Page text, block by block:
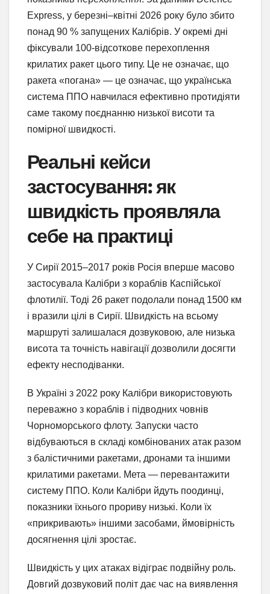
Express, у березні–квітні 2026 року було збито
понад 90 % запущених Калібрів. У окремі дні
фіксували 100-відсоткове перехоплення
крилатих ракет цього типу. Це не означає, що
ракета «погана» — це означає, що українська
система ППО навчилася ефективно протидіяти
саме такому поєднанню низької висоти та
помірної швидкості.
Реальні кейси
застосування: як
швидкість проявляла
себе на практиці
У Сирії 2015–2017 років Росія вперше масово
застосувала Калібри з кораблів Каспійської
флотилії. Тоді 26 ракет подолали понад 1500 км
і вразили цілі в Сирії. Швидкість на всьому
маршруті залишалася дозвуковою, але низька
висота та точність навігації дозволили досягти
ефекту несподіванки.
В Україні з 2022 року Калібри використовують
переважно з кораблів і підводних човнів
Чорноморського флоту. Запуски часто
відбуваються в складі комбінованих атак разом
з балістичними ракетами, дронами та іншими
крилатими ракетами. Мета — перевантажити
систему ППО. Коли Калібри йдуть поодинці,
показники їхнього прориву низькі. Коли їх
«прикривають» іншими засобами, ймовірність
досягнення цілі зростає.
Швидкість у цих атаках відіграє подвійну роль.
Довгий дозвуковий політ дає час на виявлення